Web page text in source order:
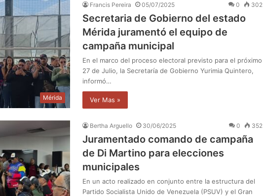
Mérida
Francis Pereira 05/07/2025 0 302
Secretaria de Gobierno del estado
Mérida juramentó el equipo de
campaña municipal
En el marco del proceso electoral previsto para el próximo
27 de Julio, la Secretaría de Gobierno Yurimia Quintero,
informó…
Ver Mas »
Bertha Arguello 30/06/2025 0 352
Juramentado comando de campaña
de Di Martino para elecciones
municipales
En un acto realizado en conjunto entre la estructura del
Partido Socialista Unido de Venezuela (PSUV) y el Gran